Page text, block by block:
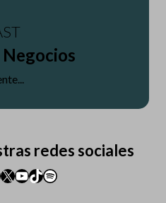
Negocios
redes sociales
X YouTube
TikTok
Spotify